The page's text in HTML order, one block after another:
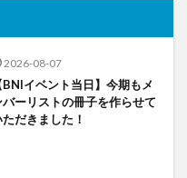
2026-08-07
BNIイベント当日】今期もメ
バーリストの冊子を作らせて
ただきました！